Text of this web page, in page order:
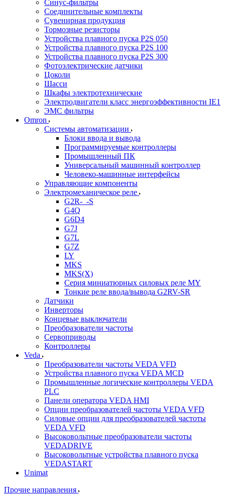
Синус-фильтры
Соединительные комплекты
Сувенирная продукция
Тормозные резисторы
Устройства плавного пуска P2S 050
Устройства плавного пуска P2S 100
Устройства плавного пуска P2S 300
Фотоэлектрические датчики
Цоколи
Шасси
Шкафы электротехнические
Электродвигатели класс энергоэффективности IE1
ЭМС фильтры
Omron
Системы автоматизации
Блоки ввода и вывода
Программируемые контроллеры
Промышленный ПК
Универсальный машинный контроллер
Человеко-машинные интерфейсы
Управляющие компоненты
Электромеханическое реле
G2R-_-S
G4Q
G6D4
G7J
G7L
G7Z
LY
MKS
MKS(X)
Серия миниатюрных силовых реле MY
Тонкие реле ввода/вывода G2RV-SR
Датчики
Инверторы
Концевые выключатели
Преобразователи частоты
Сервоприводы
Контроллеры
Veda
Преобразователи частоты VEDA VFD
Устройства плавного пуска VEDA MCD
Промышленные логические контроллеры VEDA
PLC
Панели оператора VEDA HMI
Опции преобразователей частоты VEDA VFD
Силовые опции для преобразователей частоты
VEDA VFD
Высоковольтные преобразователи частоты
VEDADRIVE
Высоковольтные устройства плавного пуска
VEDASTART
Unimat
Прочие направления